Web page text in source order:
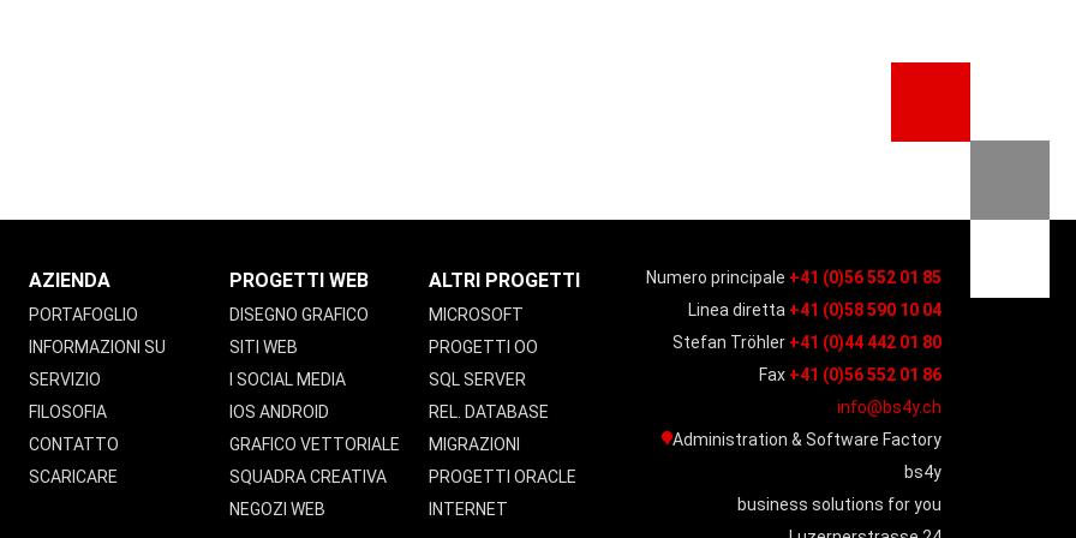
AZIENDA
PORTAFOGLIO
INFORMAZIONI SU
SERVIZIO
FILOSOFIA
CONTATTO
SCARICARE
PROGETTI WEB
DISEGNO GRAFICO
SITI WEB
I SOCIAL MEDIA
IOS ANDROID
GRAFICO VETTORIALE
SQUADRA CREATIVA
NEGOZI WEB
ALTRI PROGETTI
MICROSOFT
PROGETTI OO
SQL SERVER
REL. DATABASE
MIGRAZIONI
PROGETTI ORACLE
INTERNET
Numero principale +41 (0)56 552 01 85
Linea diretta +41 (0)58 590 10 04
Stefan Tröhler +41 (0)44 442 01 80
Fax +41 (0)56 552 01 86
info@bs4y.ch
Administration & Software Factory
bs4y
business solutions for you